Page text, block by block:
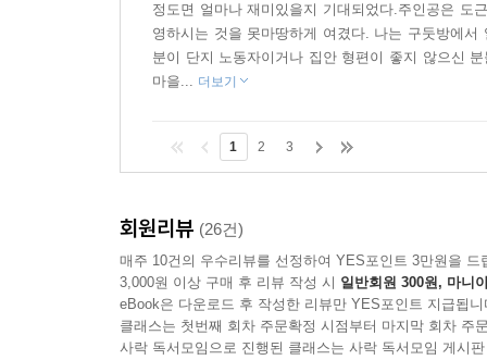
정도면 얼마나 재미있을지 기대되었다.주인공은 도
영하시는 것을 못마땅하게 여겼다. 나는 구둣방에
분이 단지 노동자이거나 집안 형편이 좋지 않으신
마을... 더보기
1 2 3
회원리뷰 (26건)
매주 10건의 우수리뷰를 선정하여 YES포인트 3만원을 드
3,000원 이상 구매 후 리뷰 작성 시 일반회원 300원, 마니
eBook은 다운로드 후 작성한 리뷰만 YES포인트 지급됩니
클래스는 첫번째 회차 주문확정 시점부터 마지막 회차 주
사락 독서모임으로 진행된 클래스는 사락 독서모임 게시